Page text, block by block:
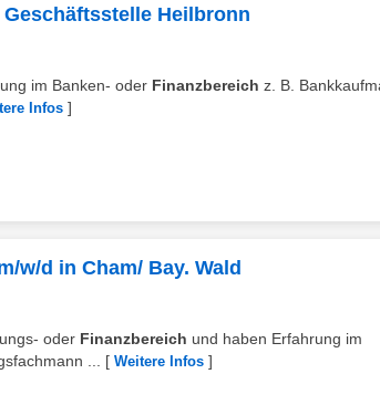
Heilbronn
im Banken- oder Finanzbereich z. B.
Infos ]
w/d in Cham/ Bay. Wald
oder Finanzbereich und haben Erfahrung im
...
[ Weitere Infos ]